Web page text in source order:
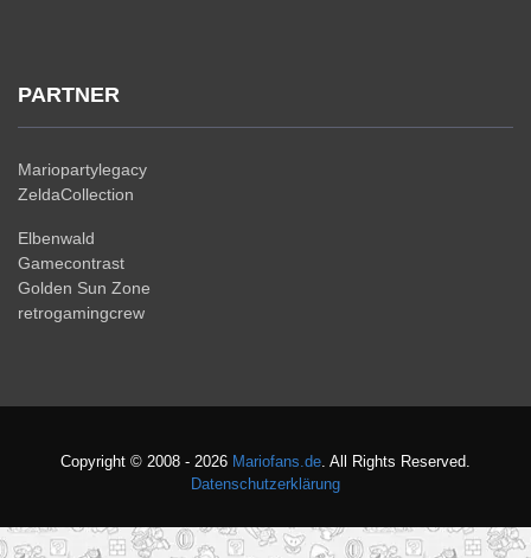
PARTNER
Mariopartylegacy
ZeldaCollection
Elbenwald
Gamecontrast
Golden Sun Zone
retrogamingcrew
Copyright © 2008 - 2026 Mariofans.de. All Rights Reserved.
Datenschutzerklärung